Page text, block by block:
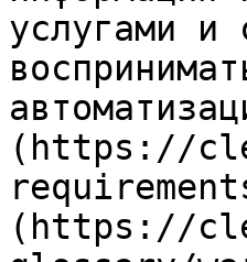
услугами и
(https://
(https://